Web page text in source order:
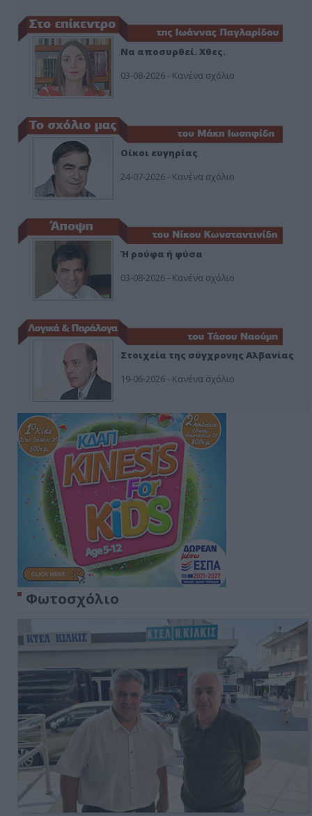
Να αποσυρθεί. Χθες.
03-08-2026 - Κανένα σχόλιο
Οίκοι ευγηρίας
24-07-2026 - Κανένα σχόλιο
Ή ρούφα ή φύσα
03-08-2026 - Κανένα σχόλιο
Στοιχεία της σύγχρονης Αλβανίας
19-06-2026 - Κανένα σχόλιο
Φωτοσχόλιο